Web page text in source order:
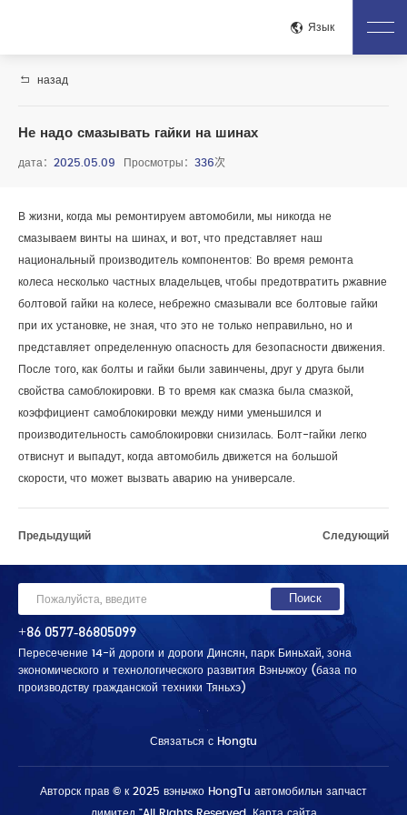
Язык
Дом
Почетный Квалификация Процесс
Тестирование И Проверка
Центр Продуктов
Полный Комплект Крепления Зажим Двигателя
Крепление Коробки Передач
Центр Новостей
Связаться С Нами
назад
Не надо смазывать гайки на шинах
дата： 2025.05.09 Просмотры： 336次
В жизни, когда мы ремонтируем автомобили, мы никогда не
смазываем винты на шинах, и вот, что представляет наш
национальный производитель компонентов: Во время ремонта
колеса несколько частных владельцев, чтобы предотвратить ржавние
болтовой гайки на колесе, небрежно смазывали все болтовые гайки
при их установке, не зная, что это не только неправильно, но и
представляет определенную опасность для безопасности движения.
После того, как болты и гайки были завинчены, друг у друга были
свойства самоблокировки. В то время как смазка была смазкой,
коэффициент самоблокировки между ними уменьшился и
производительность самоблокировки снизилась. Болт-гайки легко
отвиснут и выпадут, когда автомобиль движется на большой
скорости, что может вызвать аварию на универсале.
Предыдущий Следующий
+86 0577-86805099
Пересечение 14-й дороги и дороги Динсян, парк Биньхай, зона
экономического и технологического развития Вэньчжоу (база по
производству гражданской техники Тяньхэ)
Связаться с Hongtu
Авторск прав © к 2025 вэньчжо HongTu автомобильн запчаст